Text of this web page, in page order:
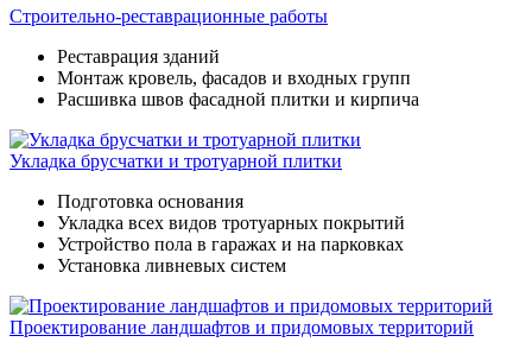
Строительно-реставрационные работы
Реставрация зданий
Монтаж кровель, фасадов и входных групп
Расшивка швов фасадной плитки и кирпича
Укладка брусчатки и тротуарной плитки
Подготовка основания
Укладка всех видов тротуарных покрытий
Устройство пола в гаражах и на парковках
Установка ливневых систем
Проектирование ландшафтов и придомовых территорий